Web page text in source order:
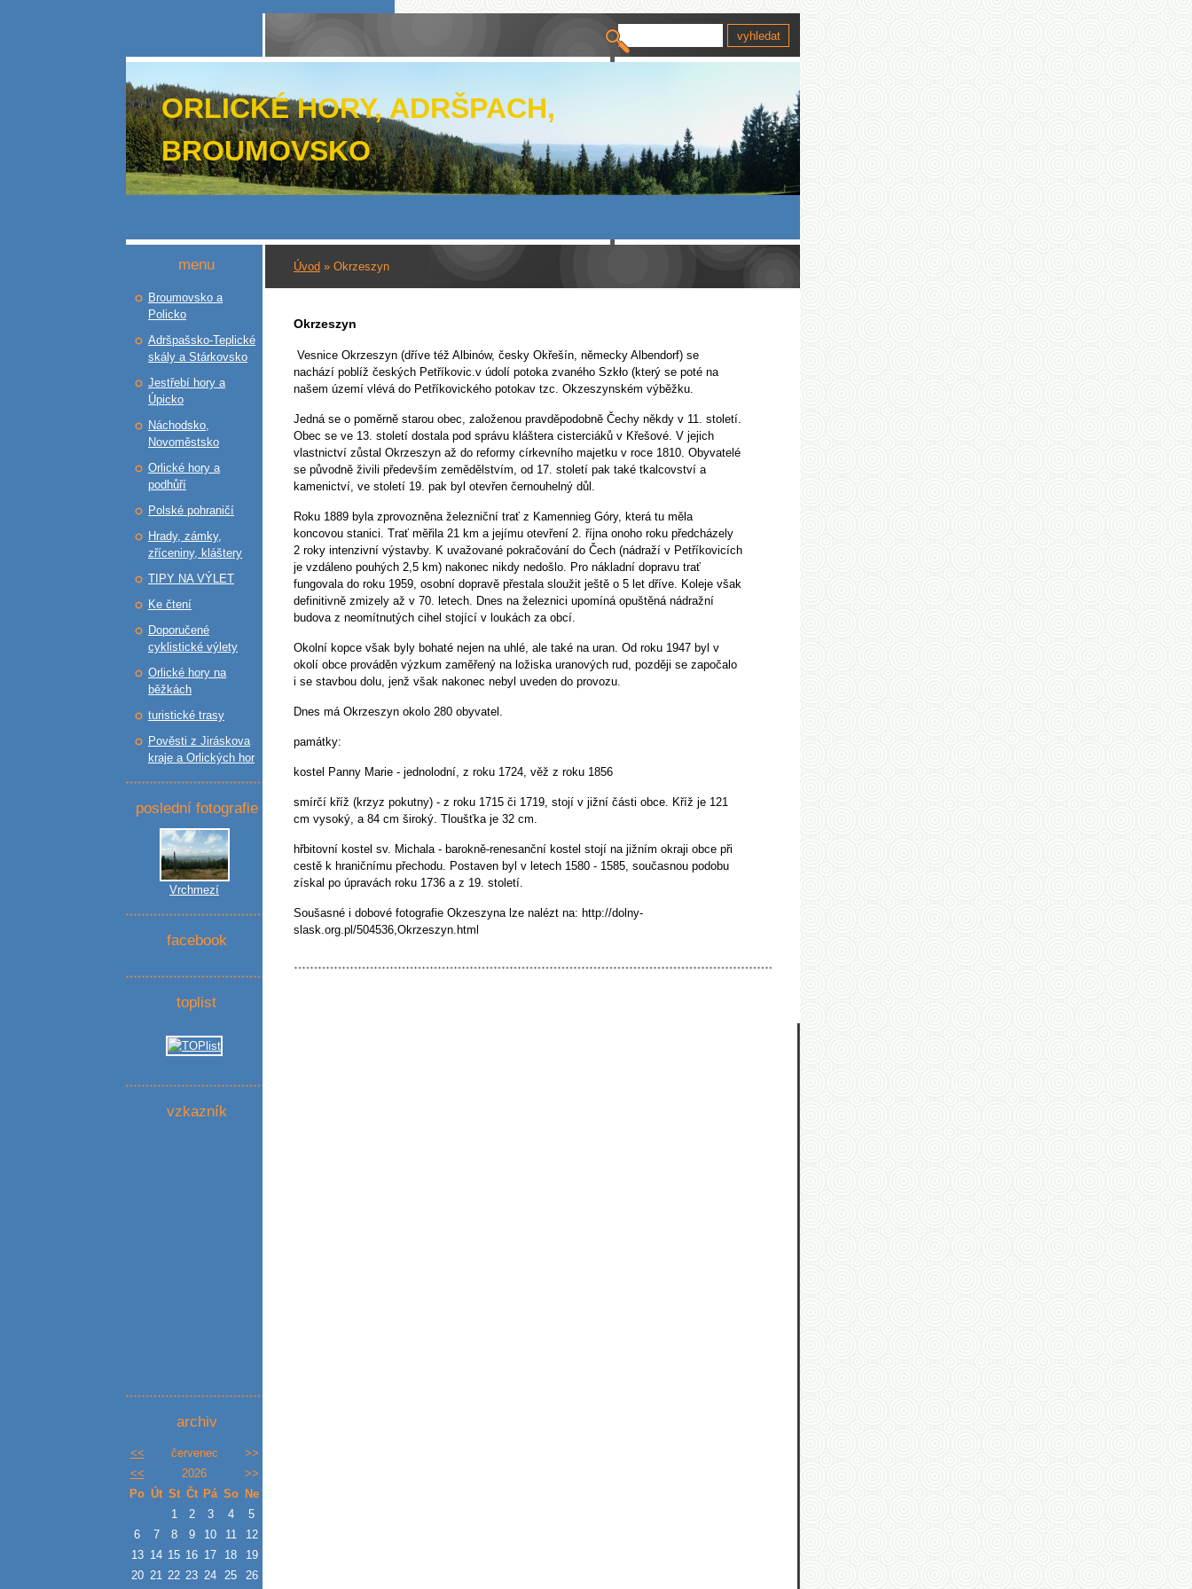
ORLICKÉ HORY, ADRŠPACH,
BROUMOVSKO
Úvod » Okrzeszyn
Okrzeszyn
Vesnice Okrzeszyn (dříve též Albinów, česky Okřešín, německy Albendorf) se
nachází poblíž českých Petříkovic.v údolí potoka zvaného Szkło (který se poté na
našem území vlévá do Petříkovického potokav tzc. Okzeszynském výběžku.
Jedná se o poměrně starou obec, založenou pravděpodobně Čechy někdy v 11. století.
Obec se ve 13. století dostala pod správu kláštera cisterciáků v Křešové. V jejich
vlastnictví zůstal Okrzeszyn až do reformy církevního majetku v roce 1810. Obyvatelé
se původně živili především zemědělstvím, od 17. století pak také tkalcovství a
kamenictví, ve století 19. pak byl otevřen černouhelný důl.
Roku 1889 byla zprovozněna železniční trať z Kamennieg Góry, která tu měla
koncovou stanici. Trať měřila 21 km a jejímu otevření 2. října onoho roku předcházely
2 roky intenzivní výstavby. K uvažované pokračování do Čech (nádraží v Petříkovicích
je vzdáleno pouhých 2,5 km) nakonec nikdy nedošlo. Pro nákladní dopravu trať
fungovala do roku 1959, osobní dopravě přestala sloužit ještě o 5 let dříve. Koleje však
definitivně zmizely až v 70. letech. Dnes na železnici upomíná opuštěná nádražní
budova z neomítnutých cihel stojící v loukách za obcí.
Okolní kopce však byly bohaté nejen na uhlé, ale také na uran. Od roku 1947 byl v
okolí obce prováděn výzkum zaměřený na ložiska uranových rud, později se započalo
i se stavbou dolu, jenž však nakonec nebyl uveden do provozu.
Dnes má Okrzeszyn okolo 280 obyvatel.
památky:
kostel Panny Marie - jednolodní, z roku 1724, věž z roku 1856
smírčí kříž (krzyz pokutny) - z roku 1715 či 1719, stojí v jižní části obce. Kříž je 121
cm vysoký, a 84 cm široký. Tloušťka je 32 cm.
hřbitovní kostel sv. Michala - barokně-renesanční kostel stojí na jižním okraji obce při
cestě k hraničnímu přechodu. Postaven byl v letech 1580 - 1585, současnou podobu
získal po úpravách roku 1736 a z 19. století.
Soušasné i dobové fotografie Okzeszyna lze nalézt na: http://dolny-
slask.org.pl/504536,Okrzeszyn.html
menu
Broumovsko a
Policko
Adršpašsko-Teplické
skály a Stárkovsko
Jestřebí hory a
Úpicko
Náchodsko,
Novoměstsko
Orlické hory a
podhůří
Polské pohraničí
Hrady, zámky,
zříceniny, kláštery
TIPY NA VÝLET
Ke čtení
Doporučené
cyklistické výlety
Orlické hory na
běžkách
turistické trasy
Pověsti z Jiráskova
kraje a Orlických hor
poslední fotografie
Vrchmezí
facebook
toplist
vzkazník
archiv
<< červenec
>>
<<
2026
>>
Po Út St Čt Pá So
Ne
1
2 3 4
5
6
7 8 9 10 11
12
13 14 15 16 17 18
19
20 21 22 23 24 25 26